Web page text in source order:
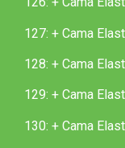
127: + Cama
128: + Cama
129: + Cama
130: + Cama